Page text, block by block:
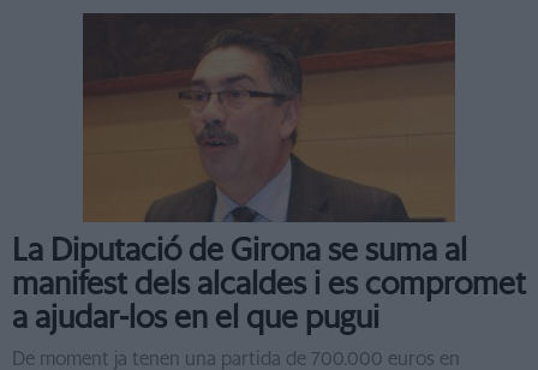
La Diputació de Girona se suma al
manifest dels alcaldes i es compromet
a ajudar-los en el que pugui
De moment ja tenen una partida de 700.000 euros en